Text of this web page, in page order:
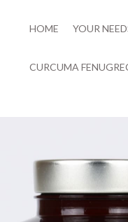
HOME YOUR
CURCUMA